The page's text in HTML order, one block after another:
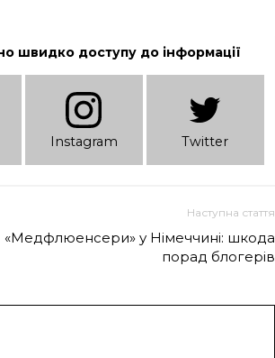
швидко доступу до інформації
Instagram Twitter
Наступна стаття
«Медфлюенсери» у Німеччині: шкода
порад блогерів